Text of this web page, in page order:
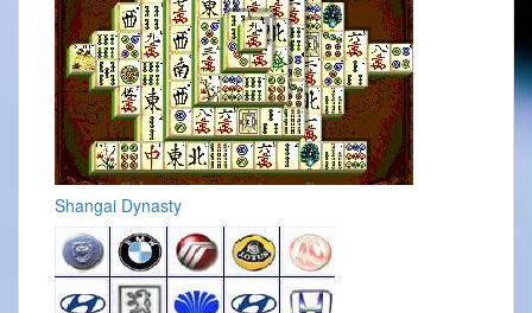
Shangai Dynasty